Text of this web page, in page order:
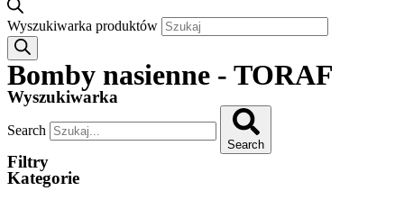
Wyszukiwarka produktów
Bomby nasienne - TORAF
Wyszukiwarka
Search
Search
Filtry
Kategorie